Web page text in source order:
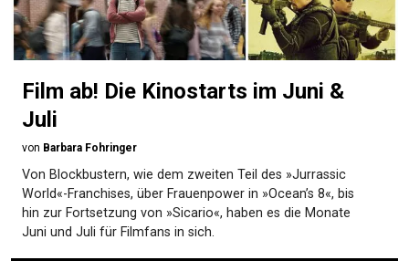
Film ab! Die Kinostarts im Juni &
Juli
von Barbara Fohringer
Von Blockbustern, wie dem zweiten Teil des »Jurrassic
World«-Franchises, über Frauenpower in »Ocean’s 8«, bis
hin zur Fortsetzung von »Sicario«, haben es die Monate
Juni und Juli für Filmfans in sich.